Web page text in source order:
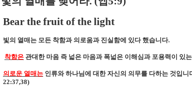
Bear the fruit of the light
빛의 열매는 모든 착함과 의로움과 진실함에 있다 했습니다.
착함은 관대한 마음 즉 넓은 마음과 폭넓은 이해심과 포용력이 있
의로운 열매는 인류와 하나님에 대한 자신의 의무를 다하는 것입니
22:37,38)